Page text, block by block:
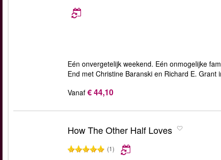
Eén onvergetelijk weekend. Eén onmogelijke
End met Christine Baranski en Richard E. Grant
Vanaf € 44,10
How The Other Half Loves
(1)